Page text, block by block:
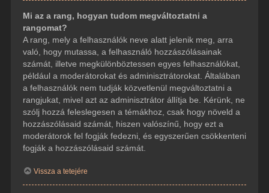
Mi az a rang, hogyan tudom megváltoztatni a
rangomat?
A rang, mely a felhasználók neve alatt jelenik meg, arra
való, hogy mutassa, a felhasználó hozzászólásainak
számát, illetve megkülönböztessen egyes felhasználókat,
például a moderátorokat és adminisztrátorokat. Általában
a felhasználók nem tudják közvetlenül megváltoztatni a
rangjukat, mivel azt az adminisztrátor állítja be. Kérünk, ne
szólj hozzá feleslegesen a témákhoz, csak hogy növeld a
hozzászólásaid számát, hiszen valószínű, hogy ezt a
moderátorok fel fogják fedezni, és egyszerűen csökkenteni
fogják a hozzászólásaid számát.
Vissza a tetejére